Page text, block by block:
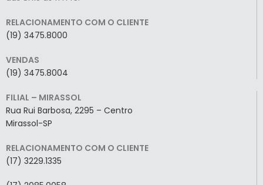
RELACIONAMENTO COM O CLIENTE
(19) 3475.8000
VENDAS
(19) 3475.8004
FILIAL – MIRASSOL
Rua Rui Barbosa, 2295 – Centro
Mirassol-SP
RELACIONAMENTO COM O CLIENTE
(17) 3229.1335